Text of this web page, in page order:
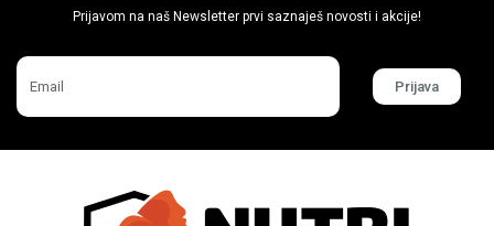
Prijavom na naš Newsletter prvi saznaješ novosti i akcije!
Prijava